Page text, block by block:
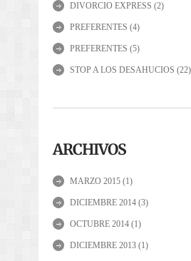
DIVORCIO EXPRESS (2)
PREFERENTES (4)
PREFERENTES (5)
STOP A LOS DESAHUCIOS (22)
ARCHIVOS
MARZO 2015 (1)
DICIEMBRE 2014 (3)
OCTUBRE 2014 (1)
DICIEMBRE 2013 (1)